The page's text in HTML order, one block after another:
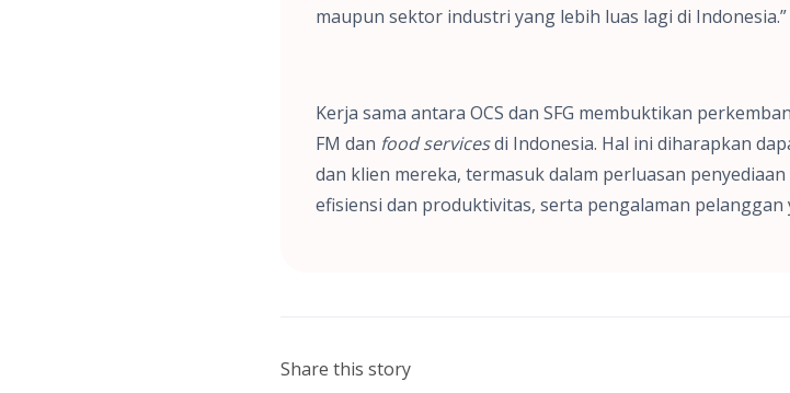
maupun sektor industri yang lebih luas lagi di Indonesia.”
Kerja sama antara OCS dan SFG membuktikan
FM dan food servicesdi Indonesia. Hal ini diharapkan
dan klien mereka, termasuk dalam perluasan
efisiensi dan produktivitas, serta pengalaman pelanggan
Share this story